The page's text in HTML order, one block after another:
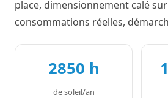
place, dimensionnement calé
consommations réelles,
2850 h
de soleil/an